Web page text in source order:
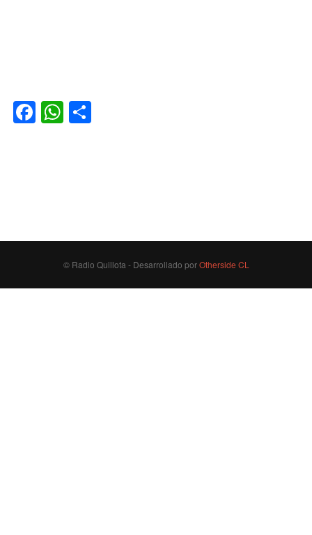
Facebook
WhatsApp
© Radio Quillota - Desarrollado porOtherside CL